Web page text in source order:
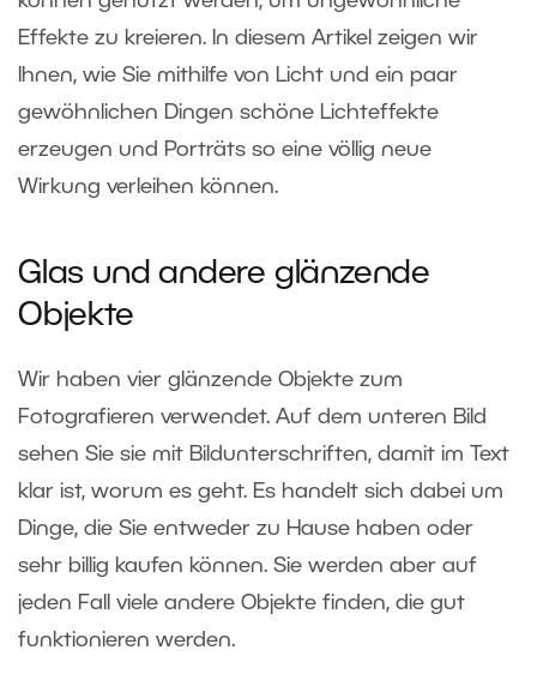
Effekte zu kreieren. In diesem Artikel zeigen wir
Ihnen, wie Sie mithilfe von Licht und ein paar
gewöhnlichen Dingen schöne Lichteffekte
erzeugen und Porträts so eine völlig neue
Wirkung verleihen können.
Glas und andere glänzende
Objekte
Wir haben vier glänzende Objekte zum
Fotografieren verwendet. Auf dem unteren Bild
sehen Sie sie mit Bildunterschriften, damit im Text
klar ist, worum es geht. Es handelt sich dabei um
Dinge, die Sie entweder zu Hause haben oder
sehr billig kaufen können. Sie werden aber auf
jeden Fall viele andere Objekte finden, die gut
funktionieren werden.